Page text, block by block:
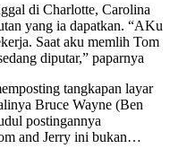
di Charlotte, Carolina
yang ia dapatkan. “AKu
Saat aku memlih Tom
diputar,” paparnya
tangkapan layar
Bruce Wayne (Ben
postingannya
and Jerry ini bukan…